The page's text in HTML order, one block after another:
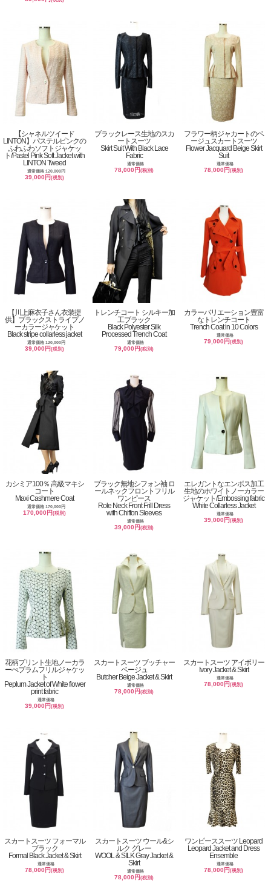
【シャネルツイード
LINTON】パステルピンクの
ふわふわソフトジャケッ
ト/Pastel Pink Soft Jacket with
LINTON Tweed
通常価格 120,000円
39,000円(税別)
ブラックレース生地のスカ
ートスーツ
Skirt Suit With Black Lace
Fabric
通常価格
78,000円(税別)
フラワー柄ジャカートのベ
ージュスカートスーツ
Flower Jacquard Beige Skirt
Suit
通常価格
78,000円(税別)
【川上麻衣子さん衣装提
供】ブラックストライプノ
ーカラージャケット
Black stripe collarless jacket
通常価格 120,000円
39,000円(税別)
トレンチコート シルキー加
工ブラック
Black Polyester Silk
Processed Trench Coat
通常価格
79,000円(税別)
カラーバリエーション豊富
なトレンチコート
Trench Coat in 10 Colors
通常価格
79,000円(税別)
カシミア100％ 高級マキシ
コート
Maxi Cashmere Coat
通常価格 170,000円
170,000円(税別)
ブラック無地シフォン袖 ロ
ールネックフロントフリル
ワンピース
Role Neck Front Frill Dress
with Chiffon Sleeves
通常価格
39,000円(税別)
エレガントなエンボス加工
生地のホワイトノーカラー
ジャケット/Embossing fabric
White Collarless Jacket
通常価格
39,000円(税別)
花柄プリント生地ノーカラ
ーぺプラムフリルジャケッ
ト
Peplum Jacket of White flower
print fabric
通常価格
39,000円(税別)
スカートスーツ ブッチャー
ベージュ
Butcher Beige Jacket & Skirt
通常価格
78,000円(税別)
スカートスーツ アイボリー
Ivory Jacket & Skirt
通常価格
78,000円(税別)
スカートスーツ フォーマル
ブラック
Formal Black Jacket & Skirt
通常価格
78,000円(税別)
スカートスーツ ウール&シ
ルク グレー
WOOL & SILK Gray Jacket &
Skirt
通常価格
78,000円(税別)
ワンピーススーツ Leopard
Leopard Jacket and Dress
Ensemble
通常価格
78,000円(税別)